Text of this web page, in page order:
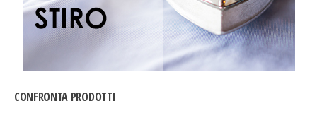
CONFRONTA PRODOTTI